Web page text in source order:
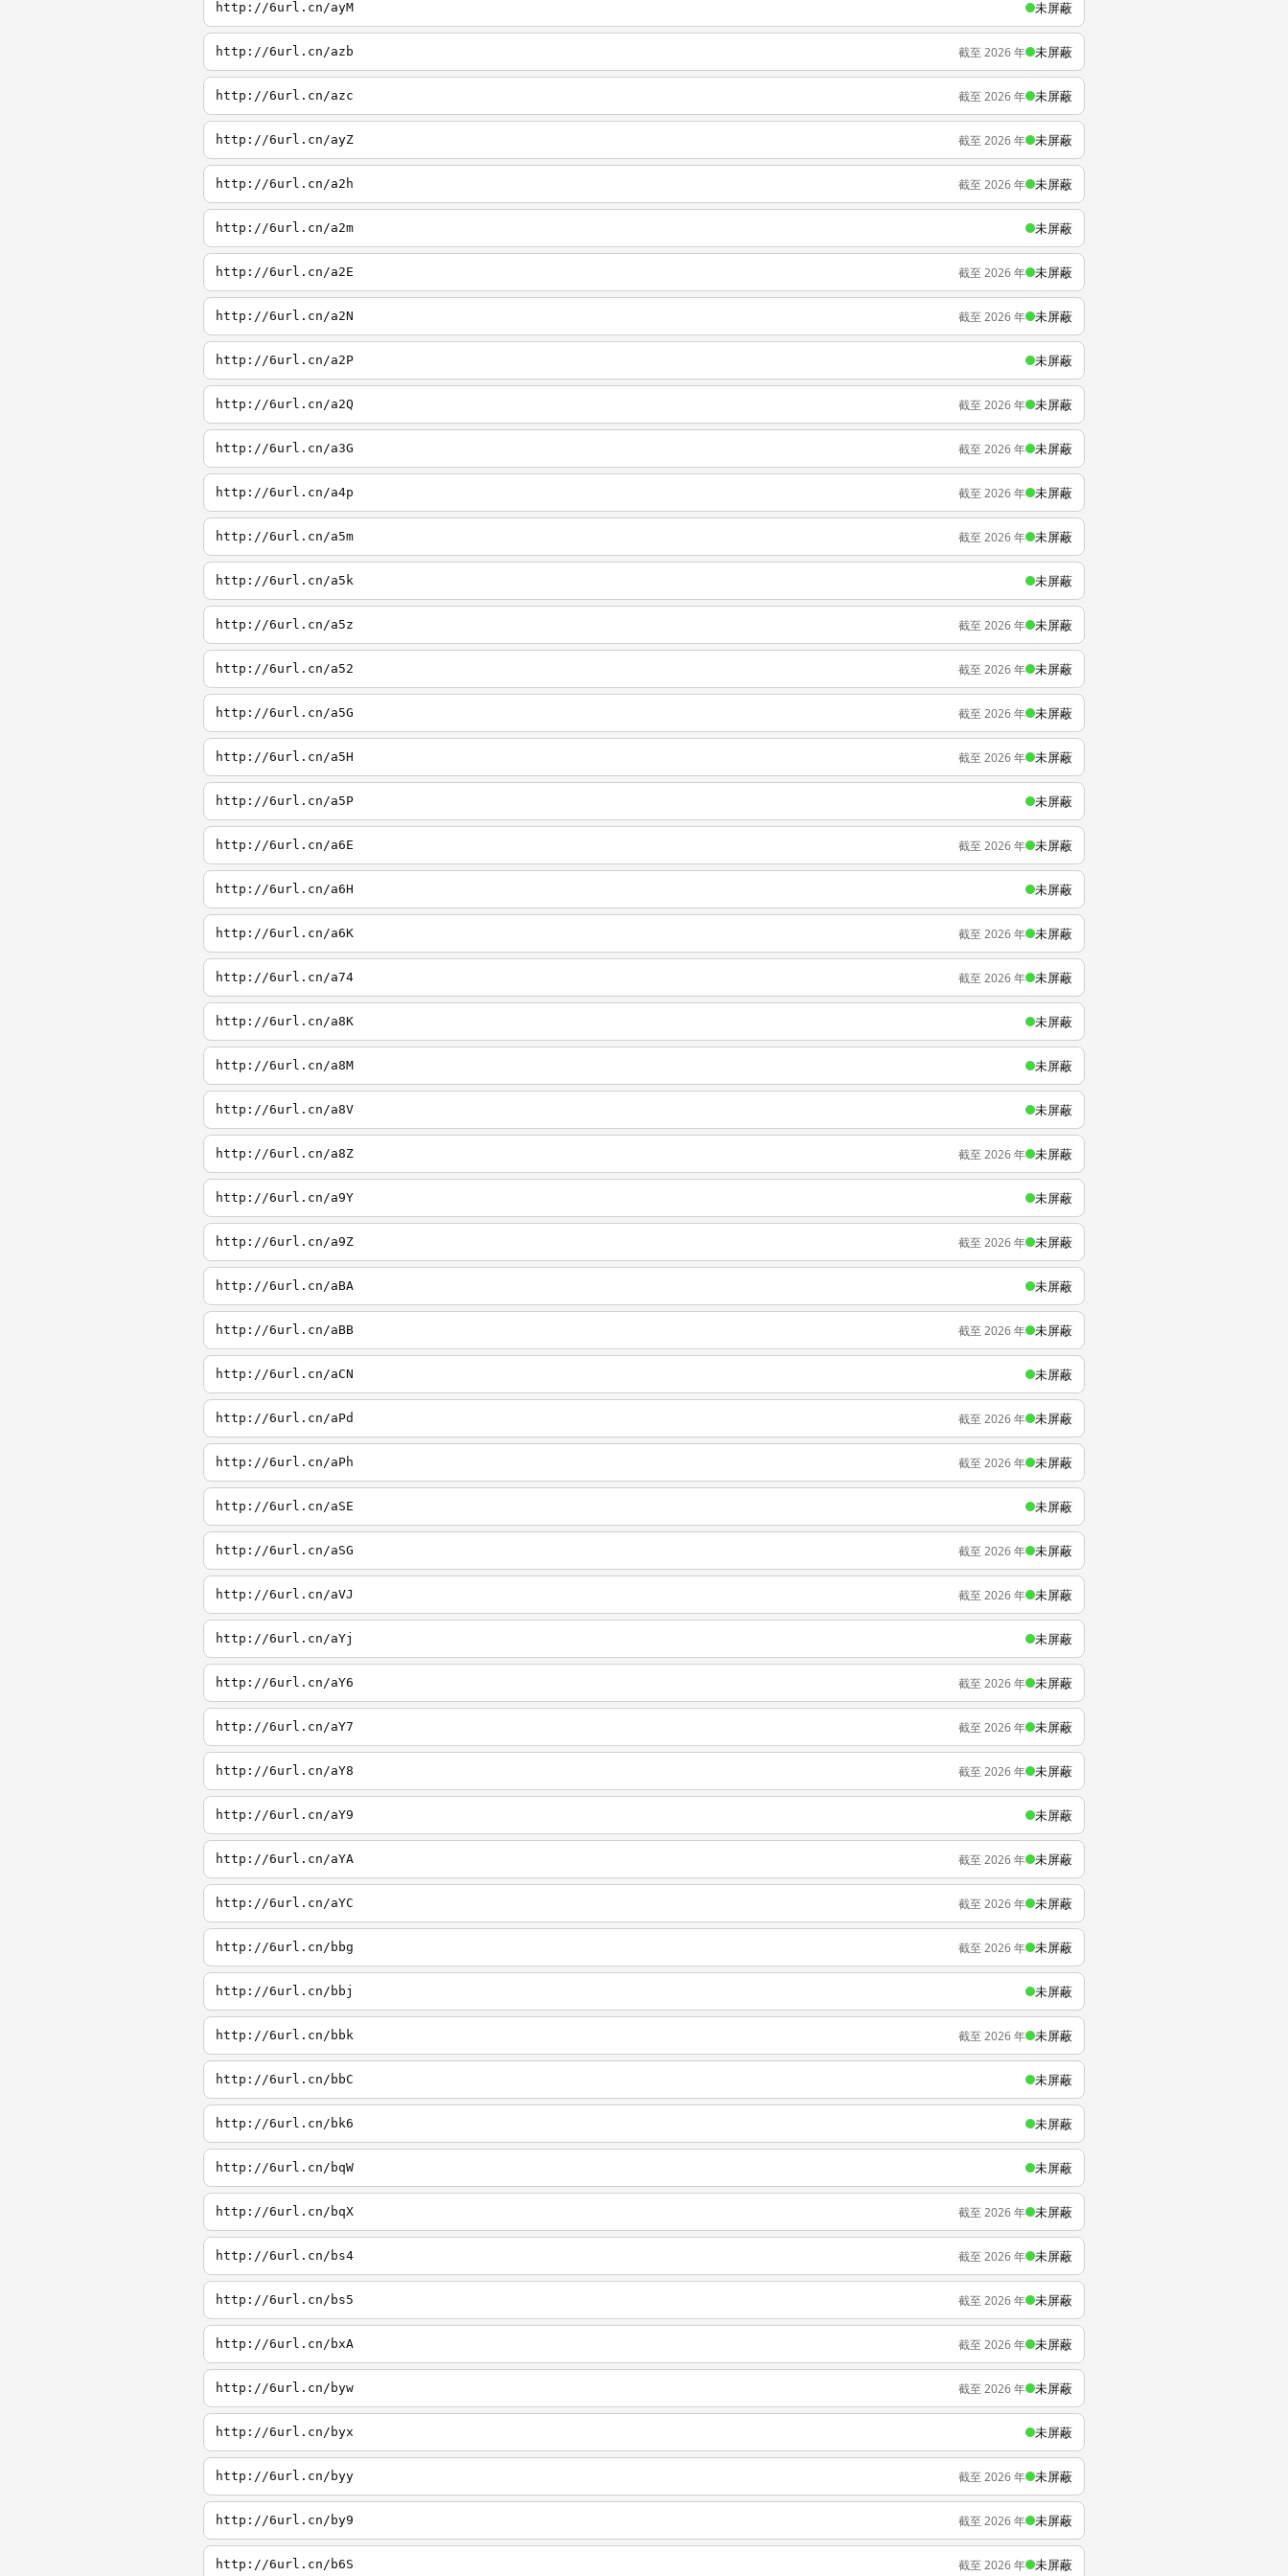
http://6url.cn/ayM 未屏蔽
http://6url.cn/azb 截至 2026 年 未屏蔽
http://6url.cn/azc 截至 2026 年 未屏蔽
http://6url.cn/ayZ 截至 2026 年 未屏蔽
http://6url.cn/a2h 截至 2026 年 未屏蔽
http://6url.cn/a2m 未屏蔽
http://6url.cn/a2E 截至 2026 年 未屏蔽
http://6url.cn/a2N 截至 2026 年 未屏蔽
http://6url.cn/a2P 未屏蔽
http://6url.cn/a2Q 截至 2026 年 未屏蔽
http://6url.cn/a3G 截至 2026 年 未屏蔽
http://6url.cn/a4p 截至 2026 年 未屏蔽
http://6url.cn/a5m 截至 2026 年 未屏蔽
http://6url.cn/a5k 未屏蔽
http://6url.cn/a5z 截至 2026 年 未屏蔽
http://6url.cn/a52 截至 2026 年 未屏蔽
http://6url.cn/a5G 截至 2026 年 未屏蔽
http://6url.cn/a5H 截至 2026 年 未屏蔽
http://6url.cn/a5P 未屏蔽
http://6url.cn/a6E 截至 2026 年 未屏蔽
http://6url.cn/a6H 未屏蔽
http://6url.cn/a6K 截至 2026 年 未屏蔽
http://6url.cn/a74 截至 2026 年 未屏蔽
http://6url.cn/a8K 未屏蔽
http://6url.cn/a8M 未屏蔽
http://6url.cn/a8V 未屏蔽
http://6url.cn/a8Z 截至 2026 年 未屏蔽
http://6url.cn/a9Y 未屏蔽
http://6url.cn/a9Z 截至 2026 年 未屏蔽
http://6url.cn/aBA 未屏蔽
http://6url.cn/aBB 截至 2026 年 未屏蔽
http://6url.cn/aCN 未屏蔽
http://6url.cn/aPd 截至 2026 年 未屏蔽
http://6url.cn/aPh 截至 2026 年 未屏蔽
http://6url.cn/aSE 未屏蔽
http://6url.cn/aSG 截至 2026 年 未屏蔽
http://6url.cn/aVJ 截至 2026 年 未屏蔽
http://6url.cn/aYj 未屏蔽
http://6url.cn/aY6 截至 2026 年 未屏蔽
http://6url.cn/aY7 截至 2026 年 未屏蔽
http://6url.cn/aY8 截至 2026 年 未屏蔽
http://6url.cn/aY9 未屏蔽
http://6url.cn/aYA 截至 2026 年 未屏蔽
http://6url.cn/aYC 截至 2026 年 未屏蔽
http://6url.cn/bbg 截至 2026 年 未屏蔽
http://6url.cn/bbj 未屏蔽
http://6url.cn/bbk 截至 2026 年 未屏蔽
http://6url.cn/bbC 未屏蔽
http://6url.cn/bk6 未屏蔽
http://6url.cn/bqW 未屏蔽
http://6url.cn/bqX 截至 2026 年 未屏蔽
http://6url.cn/bs4 截至 2026 年 未屏蔽
http://6url.cn/bs5 截至 2026 年 未屏蔽
http://6url.cn/bxA 截至 2026 年 未屏蔽
http://6url.cn/byw 截至 2026 年 未屏蔽
http://6url.cn/byx 未屏蔽
http://6url.cn/byy 截至 2026 年 未屏蔽
http://6url.cn/by9 截至 2026 年 未屏蔽
http://6url.cn/b6S 截至 2026 年 未屏蔽